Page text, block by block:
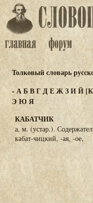
Толковый словарь
-АБВГДЕЖЗИЙ
Э Ю Я
КАБАТЧИК
а, м. (устар.).
кабат-чицкий, -ая, -ое,